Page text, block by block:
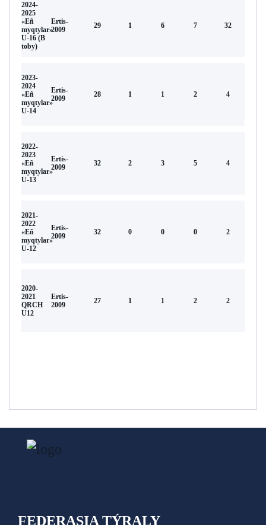
2024-
2025
«Eñ
myqtylar»
U-16 (В
toby)
Ertis-
2009
29 1 6 7 32
2023-
2024
«Eñ
myqtylar»
U-14
Ertis-
2009
28 1 1 2 4
2022-
2023
«Eñ
myqtylar»
U-13
Ertis-
2009
32 2 3 5 4
2021-
2022
«Eñ
myqtylar»
U-12
Ertis-
2009
32 0 0 0 2
2020-
2021
QRCH
U12
Ertis-
2009
27 1 1 2 2
FEDERASIA TÝRALY